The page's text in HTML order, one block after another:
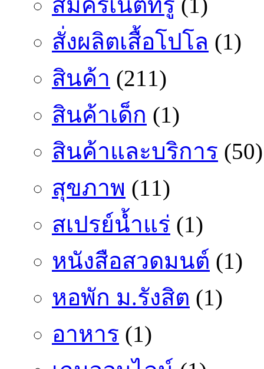
สมัครเน็ตทรู (1)
สั่งผลิตเสื้อโปโล (1)
สินค้า (211)
สินค้าเด็ก (1)
สินค้าและบริการ (50)
สุขภาพ (11)
สเปรย์น้ำแร่ (1)
หนังสือสวดมนต์ (1)
หอพัก ม.รังสิต (1)
อาหาร (1)